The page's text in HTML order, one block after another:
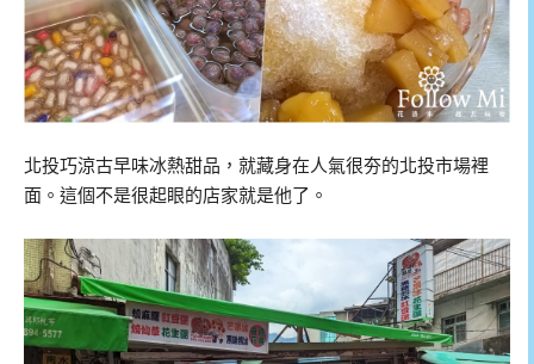
北投巧涼古早味冰熱甜品，就藏身在人氣很夯的北投市場裡
面。這個不是很起眼的店家就是他了。